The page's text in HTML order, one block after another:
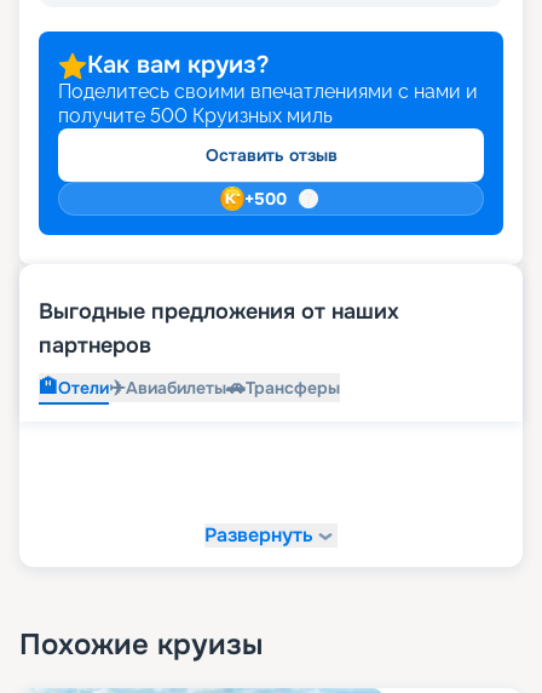
Как вам круиз?
Поделитесь своими впечатлениями с нами и
получите 500 Круизных миль
Оставить отзыв
+500
Выгодные предложения от наших
партнеров
🏨Отели✈️Авиабилеты🚗Трансферы
Развернуть
Похожие круизы